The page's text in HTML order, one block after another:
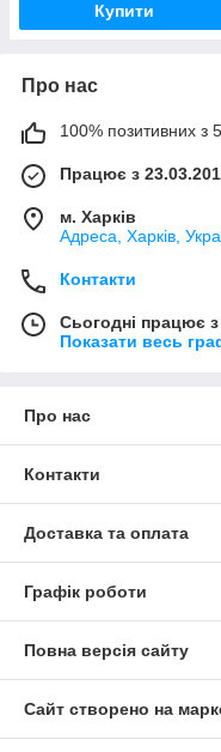
Купити
Про нас
100% позитивних з
Працює з
м. Харків
Адреса, Харків,
Контакти
Сьогодні працює
Показати весь
Про нас
Контакти
Доставка та оплата
Графік роботи
Повна версія сайту
Сайт створено на